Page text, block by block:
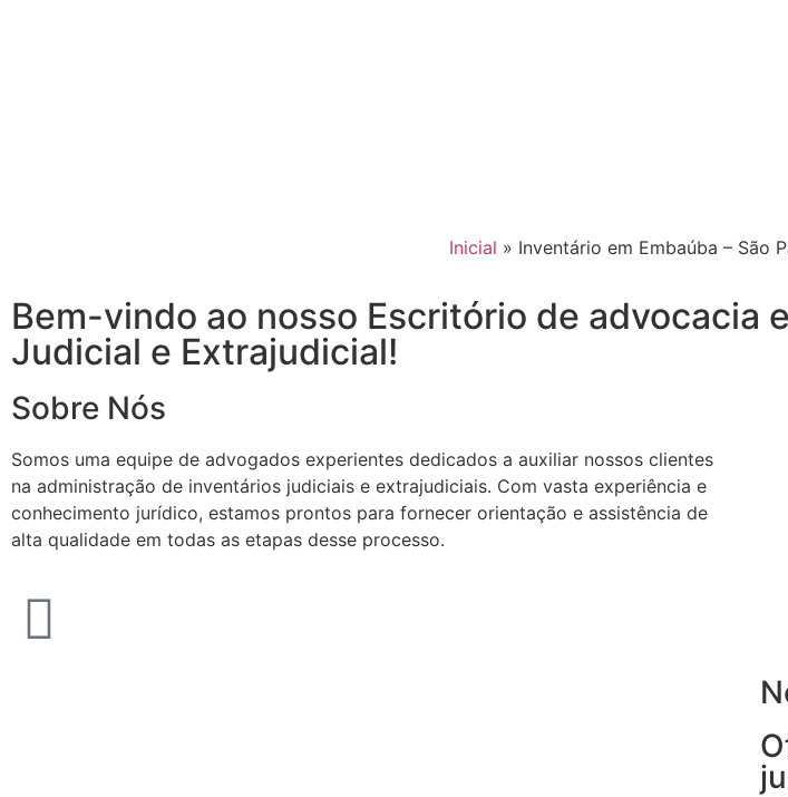
Inicial » Inventário em Embaúba – São
Bem-vindo ao nosso Escritório de advocacia
Judicial e Extrajudicial!
Sobre Nós
Somos uma equipe de advogados experientes dedicados a auxiliar nossos clientes
na administração de inventários judiciais e extrajudiciais. Com vasta experiência e
conhecimento jurídico, estamos prontos para fornecer orientação e assistência de
alta qualidade em todas as etapas desse processo.